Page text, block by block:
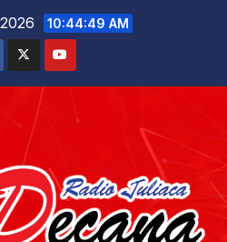
10:44:50 AM